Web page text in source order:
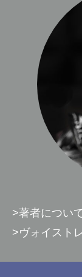
>著者につい
>ヴォイスト